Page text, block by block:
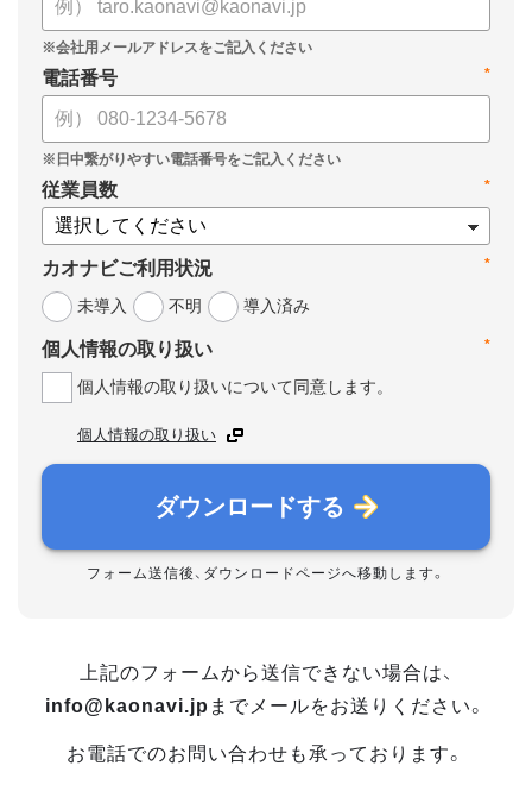
*
電話番号
*
従業員数
*
カオナビご利用状況
未導入
不明 導入済み
*
個人情報の取り扱い
個人情報の取り扱いについて同意します。
個人情報の取り扱い
ダウンロードする
フォーム送信後、ダウンロードページへ移動します。
上記のフォームから送信できない場合は、
info@kaonavi.jp までメールをお送りください。
お電話でのお問い合わせも承っております。